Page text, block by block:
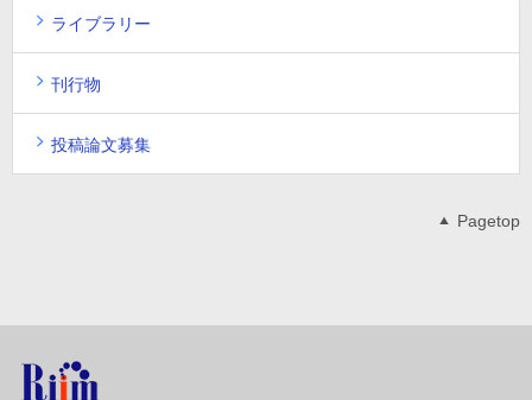
ライブラリー
刊行物
投稿論文募集
Pagetop